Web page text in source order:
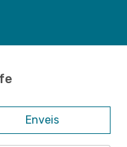
Enveis